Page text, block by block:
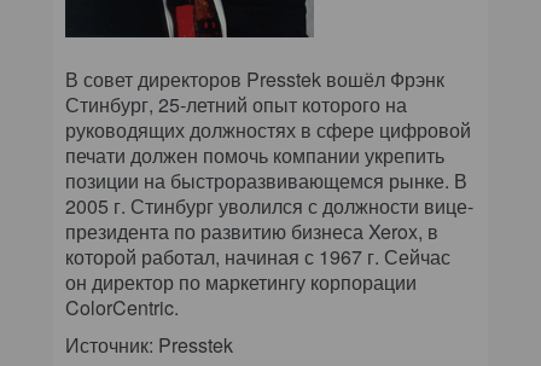
ПРЕСС-РЕЛИЗЫ
АРХИВ ЖУРНАЛОВ
В совет директоров Presstek вошёл Фрэнк
Стинбург, 25-летний опыт которого на
руководящих должностях в сфере цифровой
печати должен помочь компании укрепить
позиции на быстроразвивающемся рынке. В
2005 г. Стинбург уволился с должности вице-
президента по развитию бизнеса Xerox, в
которой работал, начиная с 1967 г. Сейчас
он директор по маркетингу корпорации
ColorCentric.
Источник: Presstek